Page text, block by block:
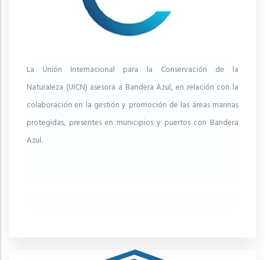
La Unión Internacional para la Conservación de la
Naturaleza (UICN) asesora a Bandera Azul, en relación con la
colaboración en la gestión y promoción de las áreas marinas
protegidas, presentes en municipios y puertos con Bandera
Azul.